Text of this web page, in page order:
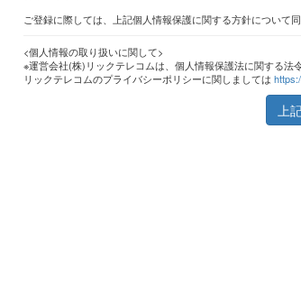
ご登録に際しては、上記個人情報保護に関する方針について
<個人情報の取り扱いに関して>
※運営会社(株)リックテレコムは、個人情報保護法に関する法
リックテレコムのプライバシーポリシーに関しましては
上